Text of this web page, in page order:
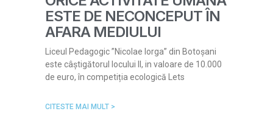
ESTE DE NECONCEPUT ÎN
AFARA MEDIULUI
Liceul Pedagogic ”Nicolae Iorga” din Botoșani
este câștigătorul locului II, in valoare de 10.000
de euro, în competiția ecologică Lets
CITESTE MAI MULT >